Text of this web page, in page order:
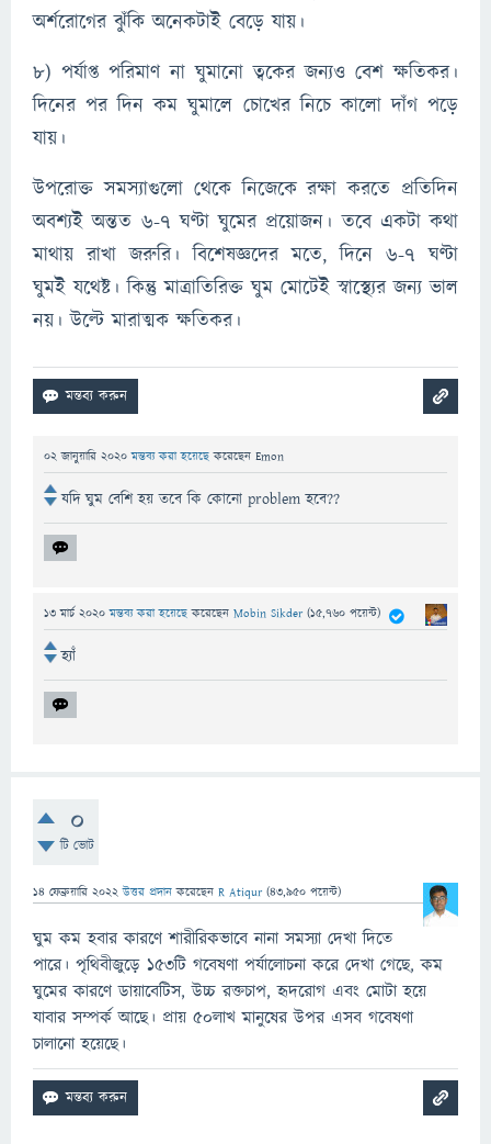
অর্শরোগের ঝুঁকি অনেকটাই বেড়ে যায়।
৮) পর্যাপ্ত পরিমাণ না ঘুমানো ত্বকের জন্যও বেশ ক্ষতিকর।
দিনের পর দিন কম ঘুমালে চোখের নিচে কালো দাঁগ পড়ে
যায়।
উপরোক্ত সমস্যাগুলো থেকে নিজেকে রক্ষা করতে প্রতিদিন
অবশ্যই অন্তত ৬-৭ ঘণ্টা ঘুমের প্রয়োজন। তবে একটা কথা
মাথায় রাখা জরুরি। বিশেষজ্ঞদের মতে, দিনে ৬-৭ ঘণ্টা
ঘুমই যথেষ্ট। কিন্তু মাত্রাতিরিক্ত ঘুম মোটেই স্বাস্থ্যের জন্য ভাল
নয়। উল্টে মারাত্মক ক্ষতিকর।
02 জানুয়ারি 2020 মন্তব্য করা হয়েছেকরেছেন Emon
যদি ঘুম বেশি হয় তবে কি কোনো problem হবে??
13 মার্চ 2020 মন্তব্য করা হয়েছেকরেছেন Mobin Sikder (15,760 পয়েন্ট)
হ্যাঁ
0
টি ভোট
14 ফেব্রুয়ারি 2022 উত্তর প্রদান করেছেন R Atiqur (43,950 পয়েন্ট)
ঘুম কম হবার কারণে শারীরিকভাবে নানা সমস্যা দেখা দিতে
পারে। পৃথিবীজুড়ে ১৫৩টি গবেষণা পর্যালোচনা করে দেখা গেছে, কম
ঘুমের কারণে ডায়াবেটিস, উচ্চ রক্তচাপ, হৃদরোগ এবং মোটা হয়ে
যাবার সম্পর্ক আছে। প্রায় ৫০লাখ মানুষের উপর এসব গবেষণা
চালানো হয়েছে।